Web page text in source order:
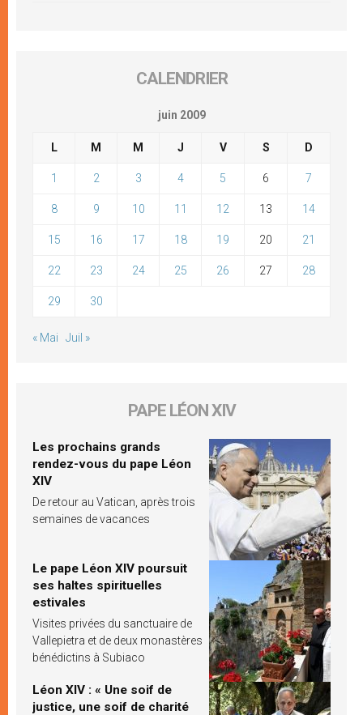
CALENDRIER
juin 2009
L M M J V S D
1 2 3 4 5 6 7
8 9 10 11 12 13 14
15 16 17 18 19 20 21
22 23 24 25 26 27 28
29 30
« Mai Juil »
PAPE LÉON XIV
Les prochains grands
rendez-vous du pape Léon
XIV
De retour au Vatican, après trois
semaines de vacances
Le pape Léon XIV poursuit
ses haltes spirituelles
estivales
Visites privées du sanctuaire de
Vallepietra et de deux monastères
bénédictins à Subiaco
Léon XIV : « Une soif de
justice, une soif de charité